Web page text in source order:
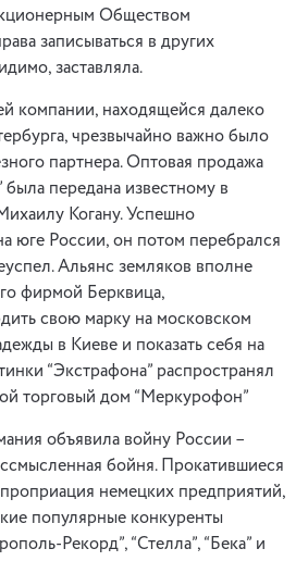
Обществом
записываться в других
заставляла.
компании, находящейся далеко
чрезвычайно важно было
партнера. Оптовая продажа
была передана известному в
Когану. Успешно
юге России, он потом перебрался
Альянс земляков вполне
фирмой Берквица,
свою марку на московском
в Киеве и показать себя на
“Экстрафона” распространял
торговый дом “Меркурофон”
объявила войну России –
бойня. Прокатившиеся
немецких предприятий,
популярные конкуренты
Рекорд”, “Стелла”, “Бека” и